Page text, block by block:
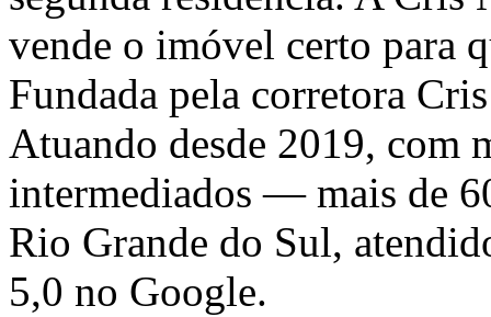
vende o imóvel certo para
Fundada pela corretora
Atuando desde 2019, com
intermediados — mais de
Rio Grande do Sul,
5,0 no Google.